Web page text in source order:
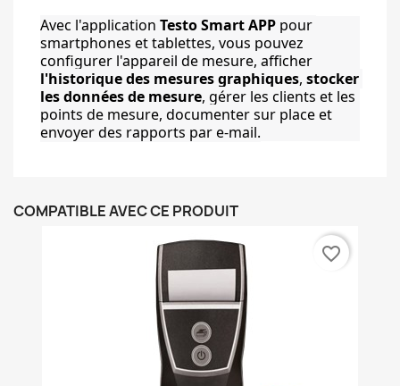
Avec l'application Testo Smart APP pour
smartphones et tablettes, vous pouvez
l'historique des mesures graphiques, stocker
les données de mesure, gérer les clients et les
points de mesure, documenter sur place et
envoyer des rapports par e-mail.
COMPATIBLE AVEC CE PRODUIT
favorite_border